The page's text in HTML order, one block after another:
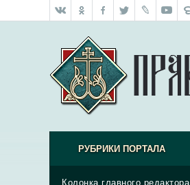
РУБРИКИ ПОРТАЛА
Колонка главного редактора